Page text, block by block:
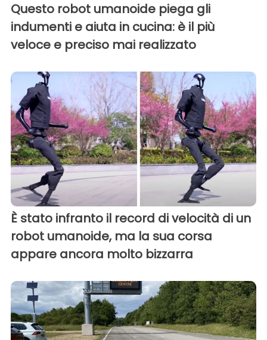
Questo robot umanoide piega gli
indumenti e aiuta in cucina: è il più
veloce e preciso mai realizzato
È stato infranto il record di velocità di un
robot umanoide, ma la sua corsa
appare ancora molto bizzarra